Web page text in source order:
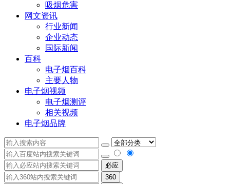
吸烟危害
网文资讯
行业新闻
企业动态
国际新闻
百科
电子烟百科
主要人物
电子烟视频
电子烟测评
相关视频
电子烟品牌
必应
360